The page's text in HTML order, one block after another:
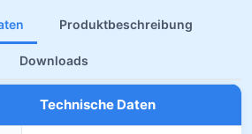
Produktbeschreibung
Downloads
Technische Daten